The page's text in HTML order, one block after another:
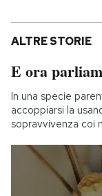
ALTRE STORIE
E ora
In una specie
accoppiarsi la
sopravvivenza coi